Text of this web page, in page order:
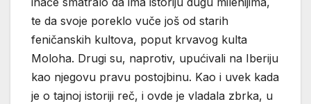
te da svoje poreklo vuče još od starih
feničanskih kultova, poput krvavog kulta
Moloha. Drugi su, naprotiv, upućivali na Iberiju
kao njegovu pravu postojbinu. Kao i uvek kada
je o tajnoj istoriji reč, i ovde je vladala zbrka, u